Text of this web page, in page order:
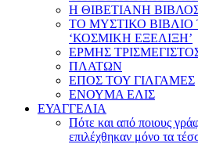
Η ΘΙΒΕΤΙΑΝΗ
ΤΟ ΜΥΣΤΙΚΟ ΒΙΒΛΙΟ
‘ΚΟΣΜΙΚΗ ΕΞΕΛΙΞΗ’
ΕΡΜΗΣ
ΠΛΑΤΩΝ
ΕΠΟΣ ΤΟΥ ΓΙΛΓΑΜΕΣ
ΕΝΟΥΜΑ ΕΛΙΣ
ΕΥΑΓΓΕΛΙΑ
Πότε και από ποιους
επιλέχθηκαν μόνο τα